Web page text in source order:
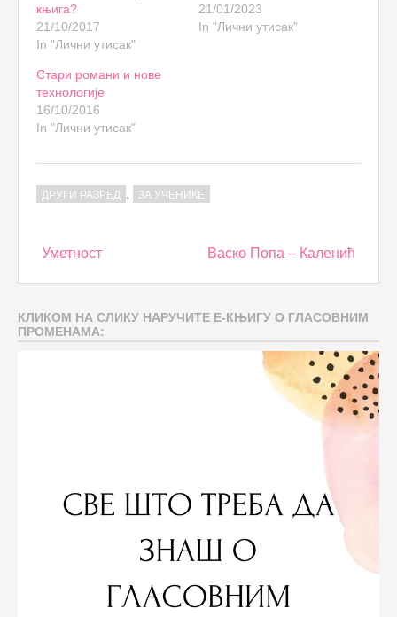
књига?
21/10/2017
In "Лични утисак"
21/01/2023
In "Лични утисак"
Стари романи и нове
технологије
16/10/2016
In "Лични утисак"
ДРУГИ РАЗРЕД , ЗА УЧЕНИКЕ
Post
Уметност Васко Попа – Каленић
КЛИКОМ НА СЛИКУ НАРУЧИТЕ Е-КЊИГУ О ГЛАСОВНИМ
ПРОМЕНАМА: